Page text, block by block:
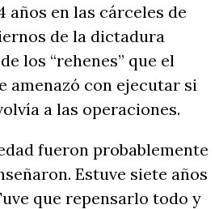
años en las cárceles de
de la dictadura
los “rehenes” que el
amenazó con ejecutar si
a las operaciones.
fueron probablemente
Estuve siete años
que repensarlo todo y